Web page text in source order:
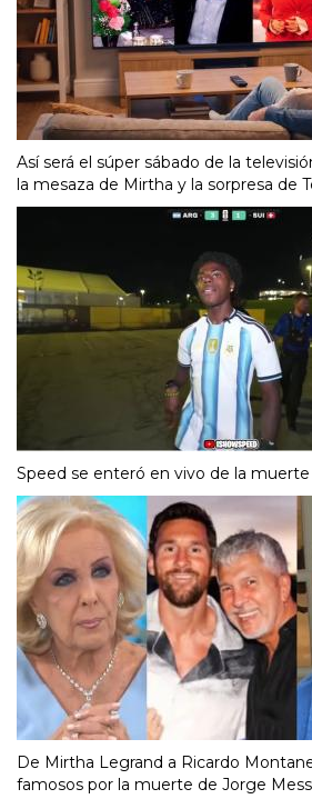
Así será el súper sábado de la
la mesaza de Mirtha y la sorpresa de
Speed se enteró en vivo de la
De Mirtha Legrand a Ricardo
famosos por la muerte de Jorge